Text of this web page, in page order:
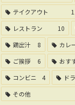
テイクアウト
レストラン
10
鶏出汁
8 カレ
ご挨拶
6 おす
コンビニ
4 ド
その他